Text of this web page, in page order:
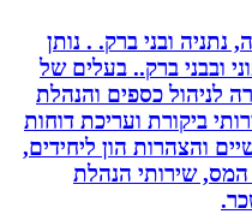
ובני ברק. . נותן
ברק.. בעלים של
כספים והנהלת
ועריכת דוחות
הון ליחידים,
שירותי הנהלת